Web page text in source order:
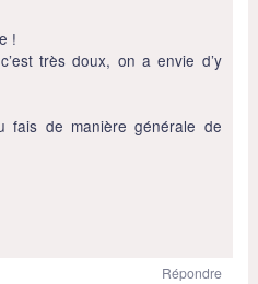
!
très doux, on a envie d’y
fais de manière générale de
Répondre